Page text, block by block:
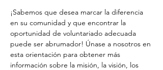
¡Sabemos que desea marcar la diferencia
en su comunidad y que encontrar la
oportunidad de voluntariado adecuada
puede ser abrumador! Únase a nosotros en
esta orientación para obtener más
información sobre la misión, la visión, los